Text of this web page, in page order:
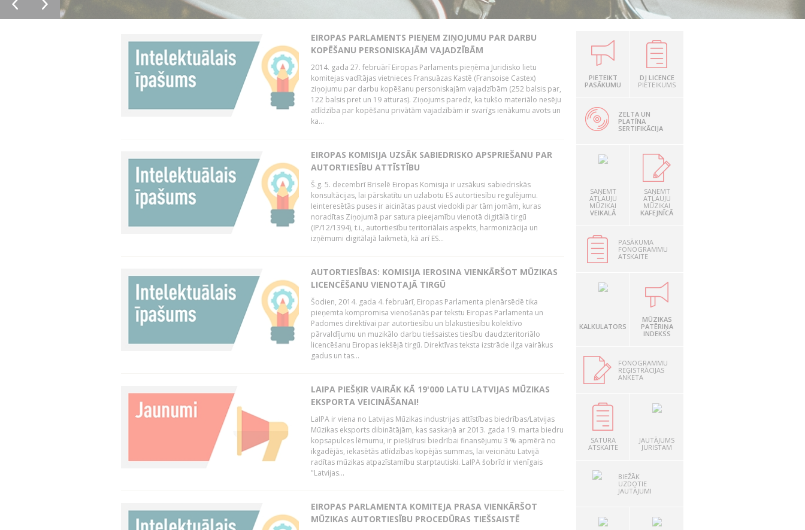
EIROPAS PARLAMENTS PIEŅEM ZIŅOJUMU PAR DARBU
KOPĒŠANU PERSONISKAJĀM VAJADZĪBĀM
2014. gada 27. februārī Eiropas Parlaments pieņēma Juridisko lietu
komitejas vadītājas vietnieces Fransuāzas Kastē (Fransoise Castex)
ziņojumu par darbu kopēšanu personiskajām vajadzībām (252 balsis par,
122 balsis pret un 19 atturas). Ziņojums paredz, ka tukšo materiālo nesēju
atlīdzība par kopēšanu privātām vajadzībām ir svarīgs ienākumu avots un
ka...
EIROPAS KOMISIJA UZSĀK SABIEDRISKO APSPRIEŠANU PAR
AUTORTIESĪBU ATTĪSTĪBU
Š.g. 5. decembrī Briselē Eiropas Komisija ir uzsākusi sabiedriskās
konsultācijas, lai pārskatītu un uzlabotu ES autortiesību regulējumu.
Ieinteresētās puses ir aicinātas paust viedokli par tām jomām, kuras
noradītas Ziņojumā par satura pieejamību vienotā digitālā tirgū
(IP/12/1394), t.i., autortiesību teritoriālais aspekts, harmonizācija un
izņēmumi digitālajā laikmetā, kā arī ES...
AUTORTIESĪBAS: KOMISIJA IEROSINA VIENKĀRŠOT MŪZIKAS
LICENCĒŠANU VIENOTAJĀ TIRGŪ
Šodien, 2014. gada 4. februārī, Eiropas Parlamenta plenārsēdē tika
pieņemta kompromisa vienošanās par tekstu Eiropas Parlamenta un
Padomes direktīvai par autortiesību un blakustiesību kolektīvo
pārvaldījumu un muzikālo darbu tiešsaistes tiesību daudzteritoriālo
licencēšanu Eiropas iekšējā tirgū. Direktīvas teksta izstrāde ilga vairākus
gadus un tas...
LAIPA PIEŠĶIR VAIRĀK KĀ 19'000 LATU LATVIJAS MŪZIKAS
EKSPORTA VEICINĀŠANAI!
LaIPA ir viena no Latvijas Mūzikas industrijas attīstības biedrības/Latvijas
Mūzikas eksports dibinātājām, kas saskaņā ar 2013. gada 19. marta biedru
kopsapulces lēmumu, ir piešķīrusi biedrībai finansējumu 3 % apmērā no
ikgadējās, iekasētās atlīdzības kopējās summas, lai veicinātu Latvijā
radītas mūzikas atpazīstamību starptautiski. LaIPA šobrīd ir vienīgais
"Latvijas...
EIROPAS PARLAMENTA KOMITEJA PRASA VIENKĀRŠOT
MŪZIKAS AUTORTIESĪBU PROCEDŪRAS TIEŠSAISTĒ
PIETEIKT
PASĀKUMU
DJ LICENCE
PIETEIKUMS
ZELTA UN
PLATĪNA
SERTIFIKĀCIJA
SAŅEMT
ATĻAUJU
MŪZIKAI
VEIKALĀ
SAŅEMT
ATĻAUJU
MŪZIKAI
KAFEJNĪCĀ
PASĀKUMA
FONOGRAMMU
ATSKAITE
KALKULATORS
MŪZIKAS
PATĒRIŅA
INDEKSS
FONOGRAMMU
REĢISTRĀCIJAS
ANKETA
SATURA
ATSKAITE
JAUTĀJUMS
JURISTAM
BIEŽĀK
UZDOTIE
JAUTĀJUMI